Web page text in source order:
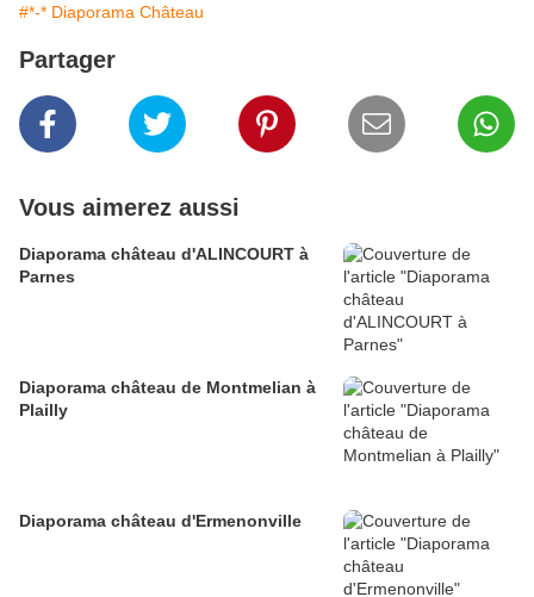
#*-* Diaporama Château
Partager
Vous aimerez aussi
Diaporama château d'ALINCOURT à
Parnes
Diaporama château de Montmelian à
Plailly
Diaporama château d'Ermenonville